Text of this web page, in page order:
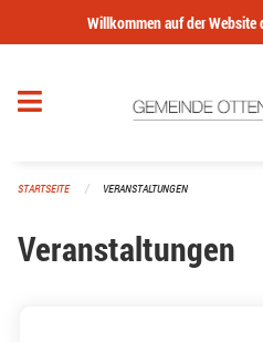
Navigation überspringen
Willkommen auf der Website
STARTSEITE VERANSTALTUNGEN
Veranstaltungen